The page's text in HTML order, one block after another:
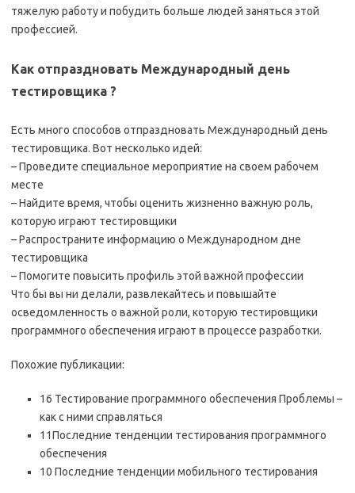
тяжелую работу и побудить больше людей заняться этой
профессией.
Как отпраздновать Международный день
тестировщика ?
Есть много способов отпраздновать Международный день
тестировщика. Вот несколько идей:
– Проведите специальное мероприятие на своем рабочем
месте
– Найдите время, чтобы оценить жизненно важную роль,
которую играют тестировщики
– Распространите информацию о Международном дне
тестировщика
– Помогите повысить профиль этой важной профессии
Что бы вы ни делали, развлекайтесь и повышайте
осведомленность о важной роли, которую тестировщики
программного обеспечения играют в процессе разработки.
Похожие публикации:
16 Тестирование программного обеспечения Проблемы –
как с ними справляться
11Последние тенденции тестирования программного
обеспечения
10 Последние тенденции мобильного тестирования